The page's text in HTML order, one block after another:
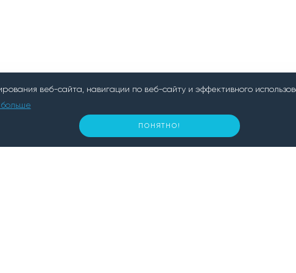
веб-сайта, навигации по веб-сайту и эффективного
больше
ПОНЯТНО!